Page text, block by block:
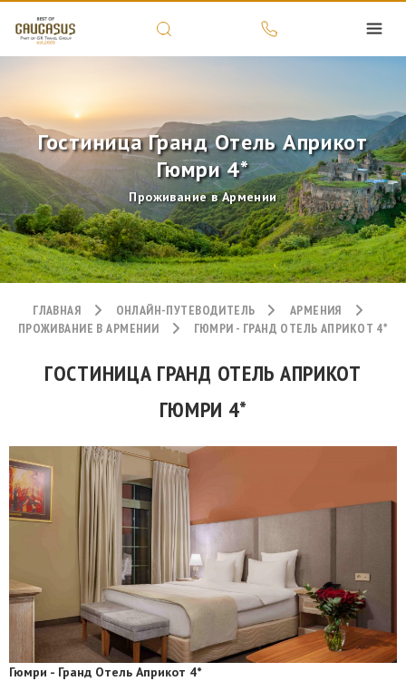
Гостиница Гранд Отель Априкот
Гюмри 4*
Проживание в Армении
ГЛАВНАЯ ОНЛАЙН-ПУТЕВОДИТЕЛЬ
АРМЕНИЯ
ПРОЖИВАНИЕ В АРМЕНИИ
ГЮМРИ - ГРАНД ОТЕЛЬ АПРИКОТ 4*
ГОСТИНИЦА ГРАНД ОТЕЛЬ АПРИКОТ
ГЮМРИ 4*
Гюмри - Гранд Отель Априкот 4*